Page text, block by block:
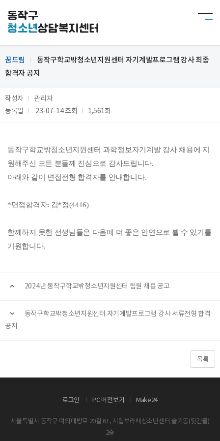
동작구
청소년상담복지센터
꿈드림
동작구학교밖청소년지원센터 자기계발프로그램 강사 최종
합격자 공지
작성자
관리자
등록일
23-07-14조회 1,561회
동작구학교밖청소년지원센터 과학정보자기계발 강사 채용에 지
원해주신 모든 분들께 진심으로 감사드립니다.
아래와 같이 면접전형 합격자를 안내합니다.
*면접합격자: 김*정(4416)
함께하지 못한 선생님들은 다음에 더 좋은 인연으로 뵐 수 있기를
기원합니다.
2024년 동작구학교밖청소년지원센터 팀원 채용 공고
동작구학교밖청소년지원센터 자기계발프로그램 강사 서류전형 합격
공지
목록
로그인 PC 버전보기 Make24
서울특별시 동작구 여의대방로 20길 61, 시립보라매청소년센터 슬기동(뒷건물)
2층